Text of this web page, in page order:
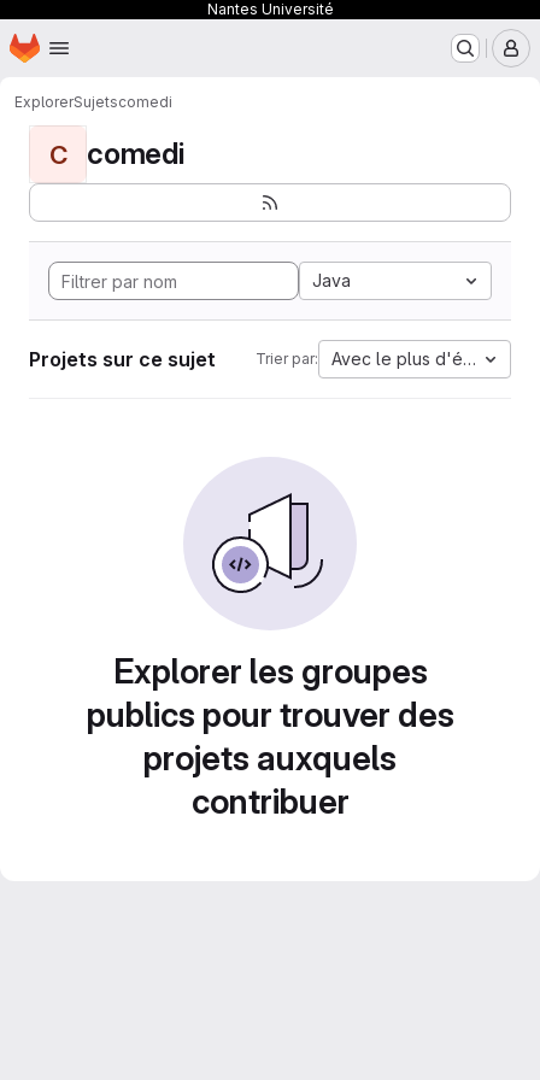
Nantes Université
Passer au contenu principal
Page d'accueil
ExplorerSujetscomedi
C comedi
Java
Projets sur ce sujet Trier par: Avec le plus d'étoiles
Explorer les groupes
publics pour trouver des
projets auxquels
contribuer